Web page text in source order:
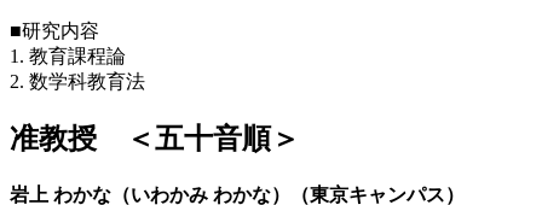
■研究内容
1. 教育課程論
2. 数学科教育法
准教授 ＜五十音順＞
岩上 わかな（いわかみ わかな）（東京キャンパス）